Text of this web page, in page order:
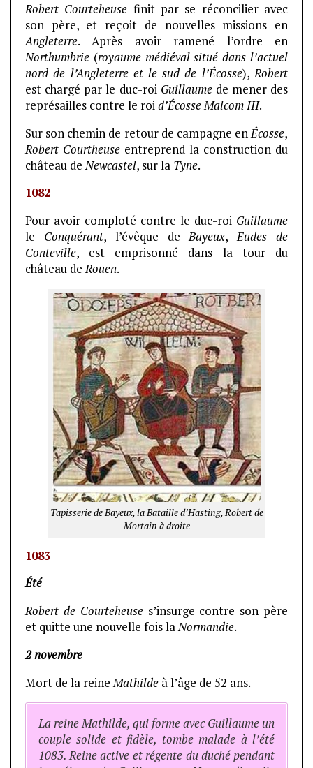
Robert Courteheuse finit par se réconcilier avec
son père, et reçoit de nouvelles missions en
Angleterre. Après avoir ramené l’ordre en
Northumbrie (royaume médiéval situé dans l’actuel
nord de l’Angleterre et le sud de l’Écosse),Robert
est chargé par le duc-roi Guillaumede mener des
représailles contre le roid’Écosse Malcom III.
Sur son chemin de retour de campagne enÉcosse,
Robert Courtheuse entreprend la construction du
château deNewcastel, sur la Tyne.
1082
Pour avoir comploté contre le duc-roi Guillaume
le Conquérant, l’évêque deBayeux,Eudes de
Conteville, est emprisonné dans la tour du
château deRouen.
Tapisserie de Bayeux, la Bataille d’Hasting, Robert de
Mortain à droite
1083
Été
Robert de Courteheuses’insurge contre son père
et quitte une nouvelle fois laNormandie.
2 novembre
Mort de la reineMathilde à l’âge de 52 ans.
La reine Mathilde, qui forme avec Guillaume un
couple solide et fidèle, tombe malade à l’été
1083. Reine active et régente du duché pendant